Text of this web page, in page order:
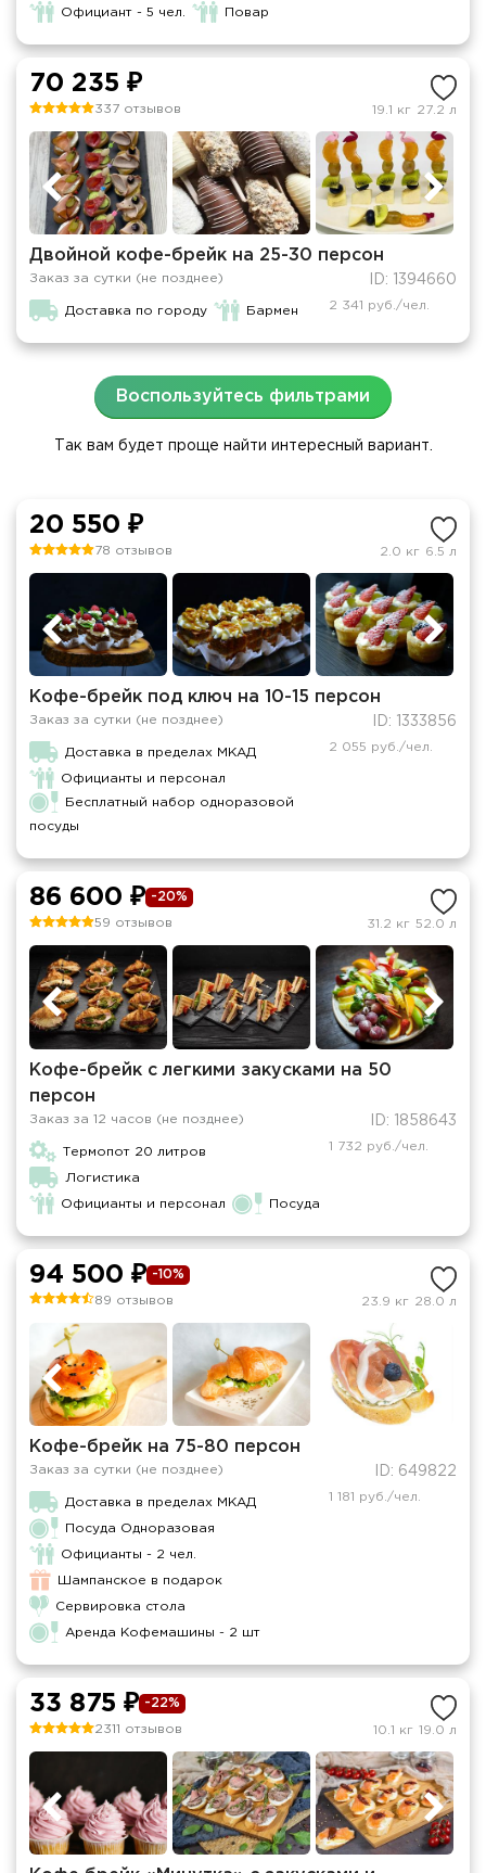
Официант - 5 чел. Повар
70 235 ₽
337 отзывов 19.1 кг 27.2 л
Двойной кофе-брейк на 25-30 персон
Заказ за сутки (не позднее) ID: 1394660
Доставка по городу Бармен 2 341 руб./чел.
Воспользуйтесь фильтрами
Так вам будет проще найти интересный вариант.
20 550 ₽
78 отзывов 2.0 кг 6.5 л
Кофе-брейк под ключ на 10-15 персон
Заказ за сутки (не позднее) ID: 1333856
Доставка в пределах МКАД
Официанты и персонал
Бесплатный набор одноразовой
посуды
2 055 руб./чел.
86 600 ₽ -20%
59 отзывов 31.2 кг 52.0 л
Кофе-брейк с легкими закусками на 50
персон
Заказ за 12 часов (не позднее) ID: 1858643
Термопот 20 литров
Логистика
Официанты и персонал Посуда
1 732 руб./чел.
94 500 ₽ -10%
89 отзывов 23.9 кг 28.0 л
Кофе-брейк на 75-80 персон
Заказ за сутки (не позднее) ID: 649822
Доставка в пределах МКАД
Посуда Одноразовая
Официанты - 2 чел.
Шампанское в подарок
Сервировка стола
Аренда Кофемашины - 2 шт
1 181 руб./чел.
33 875 ₽ -22%
2311 отзывов 10.1 кг 19.0 л